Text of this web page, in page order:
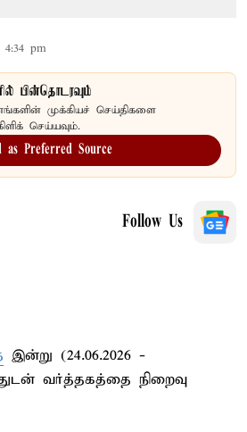
4:34 pm
பின்தொடரவும்
முக்கியச் செய்திகளை
செய்யவும்.
as Preferred Source
Follow Us
இன்று (24.06.2026 -
வர்த்தகத்தை நிறைவு